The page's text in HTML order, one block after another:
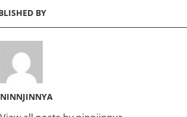
BY
NINNJINNYA